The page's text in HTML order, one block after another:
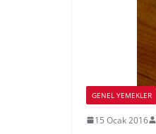
GENEL YEMEKLER
15 Ocak 2016